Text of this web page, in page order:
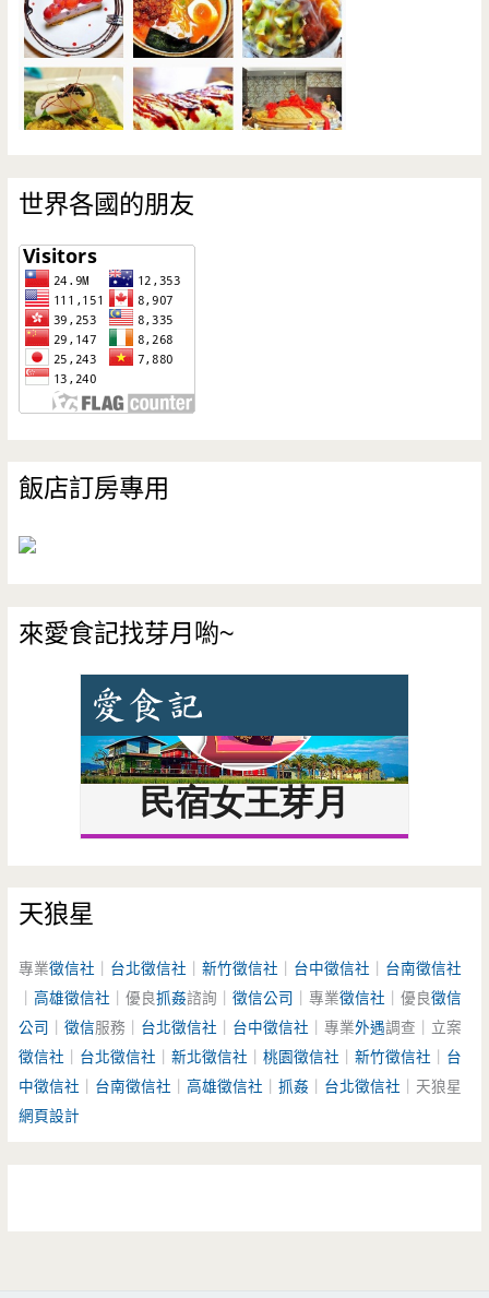
世界各國的朋友
飯店訂房專用
來愛食記找芽月喲~
天狼星
專業徵信社 台北徵信社 ｜新竹徵信社 台中徵信社
台南徵信社
｜高雄徵信社 ｜優良抓姦諮詢｜徵信公司 ｜專業徵信社 ｜優良徵信
公司
｜徵信服務｜ 台北徵信社 台中徵信社 ｜專業外遇調查｜立案
徵信社
台北徵信社 ｜新北徵信社 ｜桃園徵信社 ｜新竹徵信社
台
中徵信社
台南徵信社 ｜高雄徵信社 ｜抓姦 台北徵信社 ｜天狼星
網頁設計